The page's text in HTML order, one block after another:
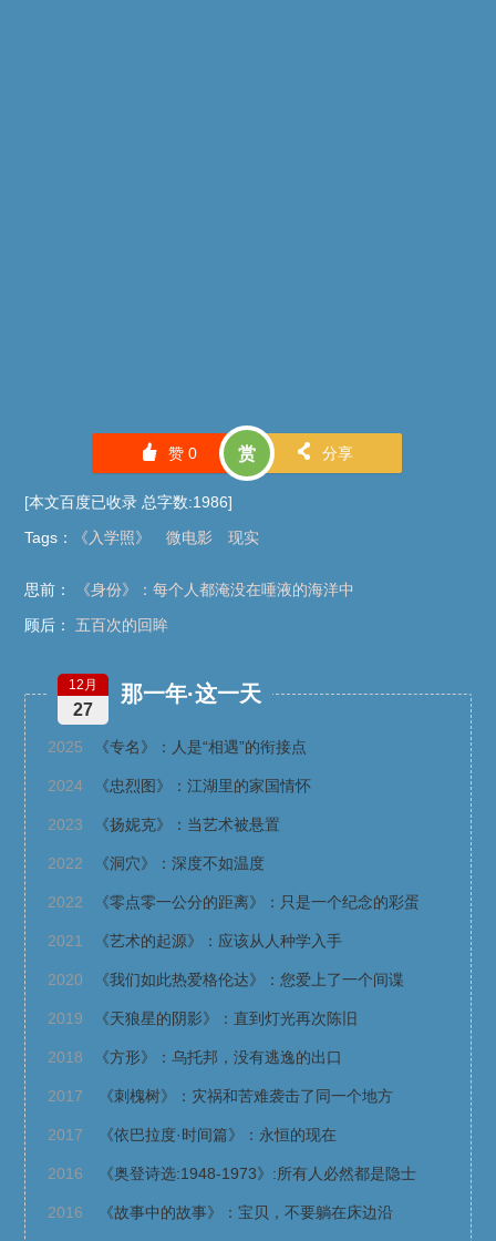
󰄼 赞 0 赏 󰄯 分享
[本文百度已收录 总字数:1986]
Tags ： 《入学照》 微电影 现实
思前：
《身份》：每个人都淹没在唾液的海洋中
顾后：
五百次的回眸
那一年·这一天
12月
27
2025 《专名》：人是“相遇”的衔接点
2024 《忠烈图》：江湖里的家国情怀
2023 《扬妮克》：当艺术被悬置
2022 《洞穴》：深度不如温度
2022 《零点零一公分的距离》：只是一个纪念的彩蛋
2021 《艺术的起源》：应该从人种学入手
2020 《我们如此热爱格伦达》：您爱上了一个间谍
2019 《天狼星的阴影》：直到灯光再次陈旧
2018 《方形》：乌托邦，没有逃逸的出口
2017 《刺槐树》：灾祸和苦难袭击了同一个地方
2017 《依巴拉度·时间篇》：永恒的现在
2016 《奥登诗选:1948-1973》:所有人必然都是隐士
2016 《故事中的故事》：宝贝，不要躺在床边沿